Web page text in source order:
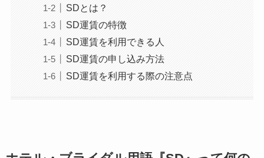
SDとは？
SD運賃の特徴
SD運賃を利用できる人
SD運賃の申し込み方法
SD運賃を利用する際の注意点